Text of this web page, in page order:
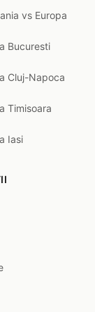
vs Europa
Bucuresti
Cluj-Napoca
Timisoara
Iasi